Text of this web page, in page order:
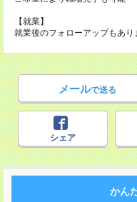
【就業】
就業後のフォローアップもあ
メールで送る
シェア
かん